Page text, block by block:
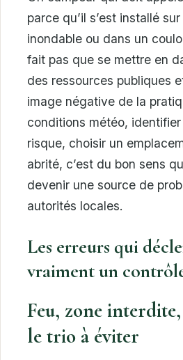
parce qu’il s’est installé
inondable ou dans un
fait pas que se mettre en
des ressources publiques
image négative de la
conditions météo,
risque, choisir un
abrité, c’est du bon sens
devenir une source de
autorités locales.
Les erreurs qui
vraiment un
Feu, zone interdite,
le trio à éviter